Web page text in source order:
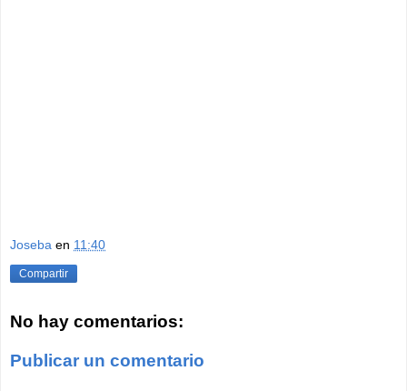
Joseba en 11:40
Compartir
No hay comentarios:
Publicar un comentario